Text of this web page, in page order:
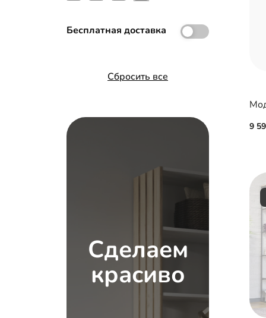
Бесплатная доставка
Сбросить все
Сделаем
красиво
9